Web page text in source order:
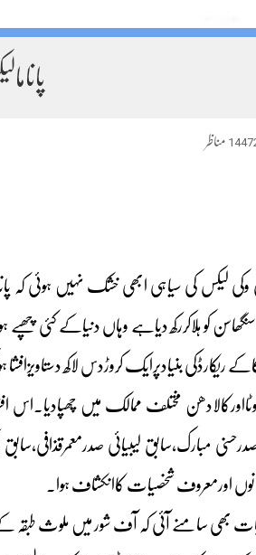
مناظر
وکی لیکس کی سیاہی ابھی خشک نہیں ہوئی کہ
کو ہلاکررکھ دیاہے وہاں دنیاکے کئی
ریکارڈکی بنیادپرایک کروڑدس لاکھ
مختلف ممالک میں چھپادیا۔اس
مبارک،سابق لیبیائی
اورمعروف شخصیات کاانکشاف ہوا۔
بھی سامنے آئی کہ آف شور میں ملوث طبقہ